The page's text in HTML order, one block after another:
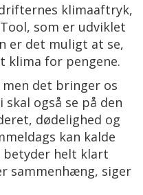
klimaaftryk,
som er udviklet
er det muligt at se,
klima for pengene.
det bringer os
skal også se på den
dødelighed og
kan kalde
betyder helt klart
sammenhæng, siger